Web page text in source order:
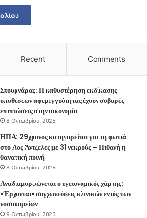
Recent Comments
Στουρνάρας: Η καθυστέρηση εκδίκασης
υποθέσεων αφερεγγυότητας έχουν σοβαρές
επιπτώσεις στην οικονομία
8 Οκτωβρίου, 2025
ΗΠΑ: 29χρονος κατηγορείται για τη φωτιά
στο Λος Άντζελες με 31 νεκρούς – Πιθανή η
θανατική ποινή
8 Οκτωβρίου, 2025
Αναδιαμορφώνεται ο υγειονομικός χάρτης:
«Έρχονται» συγχωνεύσεις κλινικών εντός των
νοσοκομείων
9 Οκτωβρίου, 2025